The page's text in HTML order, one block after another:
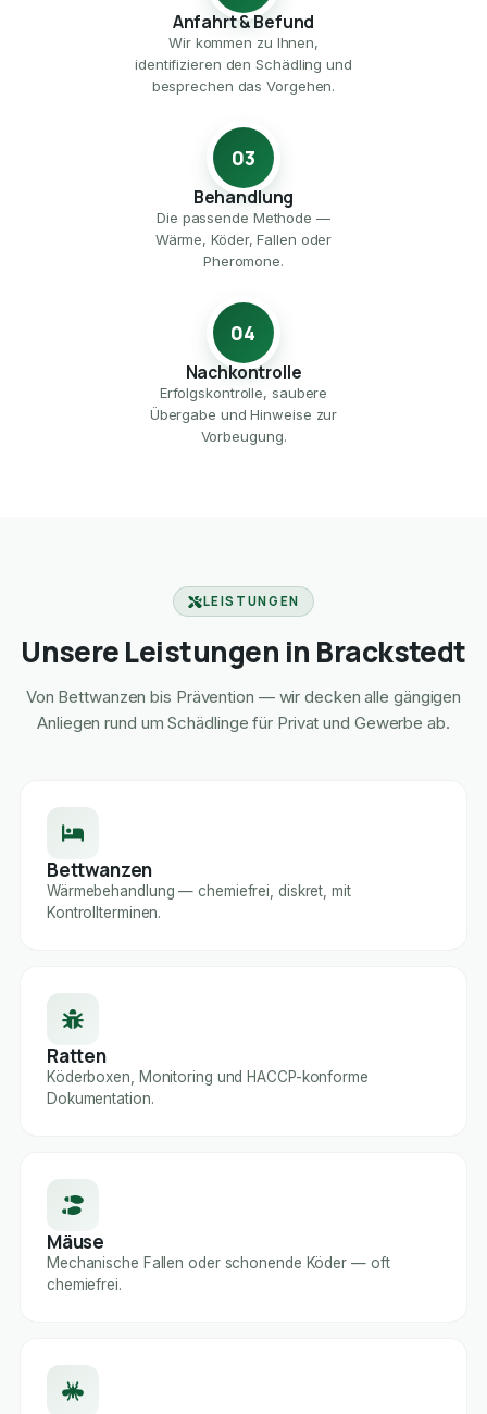
Anfahrt & Befund
Wir kommen zu Ihnen,
identifizieren den Schädling und
besprechen das Vorgehen.
03
Behandlung
Die passende Methode —
Wärme, Köder, Fallen oder
Pheromone.
04
Nachkontrolle
Erfolgskontrolle, saubere
Übergabe und Hinweise zur
Vorbeugung.
LEISTUNGEN
Unsere Leistungen in Brackstedt
Von Bettwanzen bis Prävention — wir decken alle gängigen
Anliegen rund um Schädlinge für Privat und Gewerbe ab.
Bettwanzen
Wärmebehandlung — chemiefrei, diskret, mit
Kontrollterminen.
Ratten
Köderboxen, Monitoring und HACCP-konforme
Dokumentation.
Mäuse
Mechanische Fallen oder schonende Köder — oft
chemiefrei.